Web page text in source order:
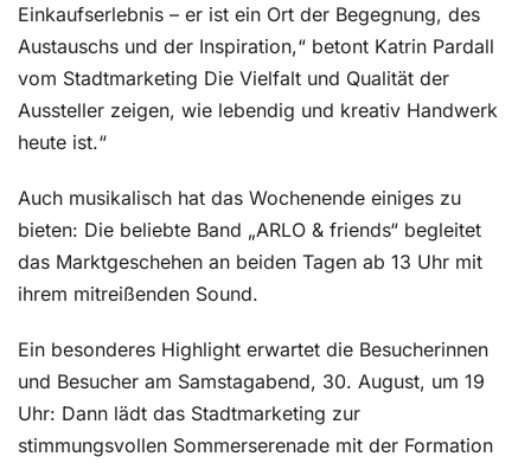
Einkaufserlebnis – er ist ein Ort der Begegnung, des
Austauschs und der Inspiration,“ betont Katrin Pardall
vom Stadtmarketing Die Vielfalt und Qualität der
Aussteller zeigen, wie lebendig und kreativ Handwerk
heute ist.“
Auch musikalisch hat das Wochenende einiges zu
bieten: Die beliebte Band „ARLO & friends“ begleitet
das Marktgeschehen an beiden Tagen ab 13 Uhr mit
ihrem mitreißenden Sound.
Ein besonderes Highlight erwartet die Besucherinnen
und Besucher am Samstagabend, 30. August, um 19
Uhr: Dann lädt das Stadtmarketing zur
stimmungsvollen Sommerserenade mit der Formation